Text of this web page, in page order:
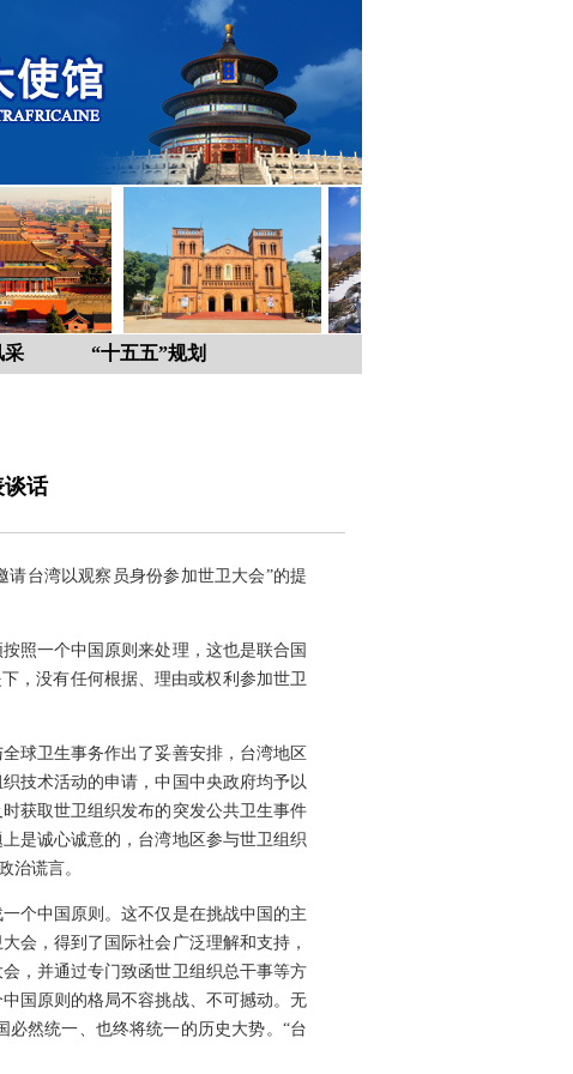
采 “十五五”规划
谈话
台湾以观察员身份参加世卫大会”的提
照一个中国原则来处理，这也是联合国
，没有任何根据、理由或权利参加世卫
球卫生事务作出了妥善安排，台湾地区
技术活动的申请，中国中央政府均予以
获取世卫组织发布的突发公共卫生事件
是诚心诚意的，台湾地区参与世卫组织
治谎言。
个中国原则。这不仅是在挑战中国的主
会，得到了国际社会广泛理解和支持，
，并通过专门致函世卫组织总干事等方
国原则的格局不容挑战、不可撼动。无
然统一、也终将统一的历史大势。“台